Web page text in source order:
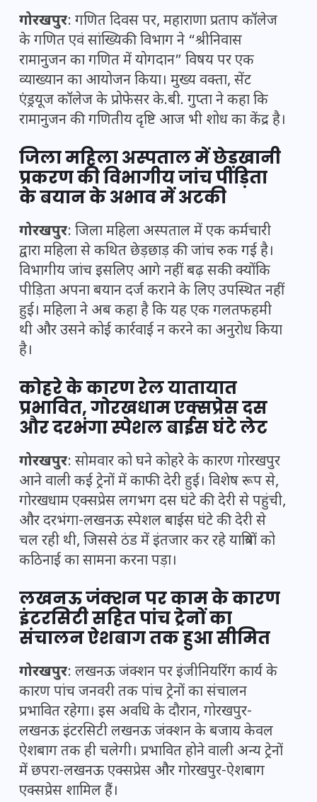
गोरखपुर: गणित दिवस पर, महाराणा प्रताप कॉलेज
के गणित एवं सांख्यिकी विभाग ने “श्रीनिवास
रामानुजन का गणित में योगदान” विषय पर एक
व्याख्यान का आयोजन किया। मुख्य वक्ता, सेंट
एंड्रयूज कॉलेज के प्रोफेसर के.बी. गुप्ता ने कहा कि
रामानुजन की गणितीय दृष्टि आज भी शोध का केंद्र है।
जिला महिला अस्पताल में छेड़खानी
प्रकरण की विभागीय जांच पीड़िता
के बयान के अभाव में अटकी
गोरखपुर: जिला महिला अस्पताल में एक कर्मचारी
द्वारा महिला से कथित छेड़छाड़ की जांच रुक गई है।
विभागीय जांच इसलिए आगे नहीं बढ़ सकी क्योंकि
पीड़िता अपना बयान दर्ज कराने के लिए उपस्थित नहीं
हुई। महिला ने अब कहा है कि यह एक गलतफहमी
थी और उसने कोई कार्रवाई न करने का अनुरोध किया
है।
कोहरे के कारण रेल यातायात
प्रभावित, गोरखधाम एक्सप्रेस दस
और दरभंगा स्पेशल बाईस घंटे लेट
गोरखपुर: सोमवार को घने कोहरे के कारण गोरखपुर
आने वाली कई ट्रेनों में काफी देरी हुई। विशेष रूप से,
गोरखधाम एक्सप्रेस लगभग दस घंटे की देरी से पहुंची,
और दरभंगा-लखनऊ स्पेशल बाईस घंटे की देरी से
चल रही थी, जिससे ठंड में इंतजार कर रहे यात्रियों को
कठिनाई का सामना करना पड़ा।
लखनऊ जंक्शन पर काम के कारण
इंटरसिटी सहित पांच ट्रेनों का
संचालन ऐशबाग तक हुआ सीमित
गोरखपुर: लखनऊ जंक्शन पर इंजीनियरिंग कार्य के
कारण पांच जनवरी तक पांच ट्रेनों का संचालन
प्रभावित रहेगा। इस अवधि के दौरान, गोरखपुर-
लखनऊ इंटरसिटी लखनऊ जंक्शन के बजाय केवल
ऐशबाग तक ही चलेगी। प्रभावित होने वाली अन्य ट्रेनों
में छपरा-लखनऊ एक्सप्रेस और गोरखपुर-ऐशबाग
एक्सप्रेस शामिल हैं।